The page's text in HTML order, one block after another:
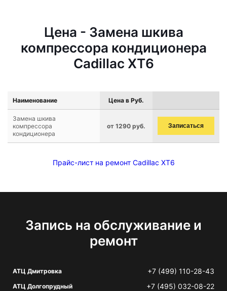
Цена - Замена шкива
компрессора кондиционера
Cadillac XT6
Наименование Цена в Руб.
Замена шкива
компрессора
кондиционера
от 1290 руб. Записаться
Прайс-лист на ремонт Cadillac XT6
Запись на обслуживание и
ремонт
АТЦ Дмитровка +7 (499) 110-28-43
АТЦ Долгопрудный +7 (495) 032-08-22